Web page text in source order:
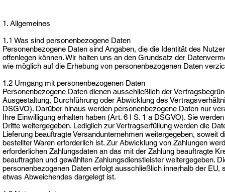
1. Allgemeines
1.1 Was sind personenbezogene Daten
Personenbezogene Daten sind Angaben, die die Identität des
offenlegen können. Wir halten uns an den Grundsatz der
wie möglich auf die Erhebung von personenbezogenen Daten
1.2 Umgang mit personenbezogenen Daten
Personenbezogene Daten dienen ausschließlich der
Ausgestaltung, Durchführung oder Abwicklung des
DSGVO). Darüber hinaus werden personenbezogene Daten nur
Ihre Einwilligung erhalten haben (Art. 6 I S. 1 a DSGVO). Sie
Dritte weitergegeben. Lediglich zur Vertragserfüllung werden die
Lieferung beauftragte Versandunternehmen weitergegeben, soweit
bestellter Waren erforderlich ist. Zur Abwicklung von Zahlungen
erforderlichen Zahlungsdaten an das mit der Zahlung beauftragte
beauftragten und gewählten Zahlungsdienstleister weitergegeben.
personenbezogenen Daten erfolgt ausschließlich innerhalb der EU,
etwas Abweichendes dargelegt ist.